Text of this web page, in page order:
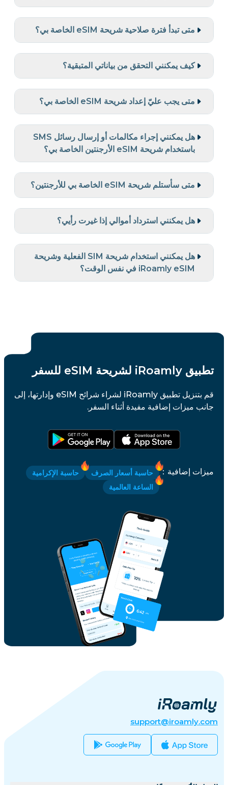
متى تبدأ فترة صلاحية شريحة eSIM الخاصة بي؟
كيف يمكنني التحقق من بياناتي المتبقية؟
متى يجب عليّ إعداد شريحة eSIM الخاصة بي؟
هل يمكنني إجراء مكالمات أو إرسال رسائل SMS
باستخدام شريحة eSIM الأرجنتين الخاصة بي؟
متى سأستلم شريحة eSIM الخاصة بي للأرجنتين؟
هل يمكنني استرداد أموالي إذا غيرت رأيي؟
هل يمكنني استخدام شريحة SIM الفعلية وشريحة
iRoamly eSIM في نفس الوقت؟
تطبيق iRoamly لشريحة eSIM للسفر
قم بتنزيل تطبيق iRoamly لشراء شرائح eSIM وإدارتها، إلى
جانب ميزات إضافية مفيدة أثناء السفر.
ميزات إضافية ： حاسبة أسعار الصرف
حاسبة الإكرامية
الساعة العالمية
support@iroamly.com